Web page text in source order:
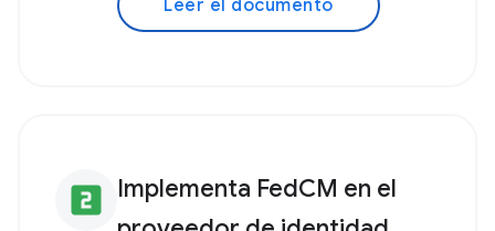
Leer el documento
looks_two Implementa FedCM en el